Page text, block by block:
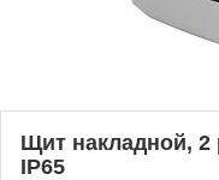
Щит накладной, 2
IP65